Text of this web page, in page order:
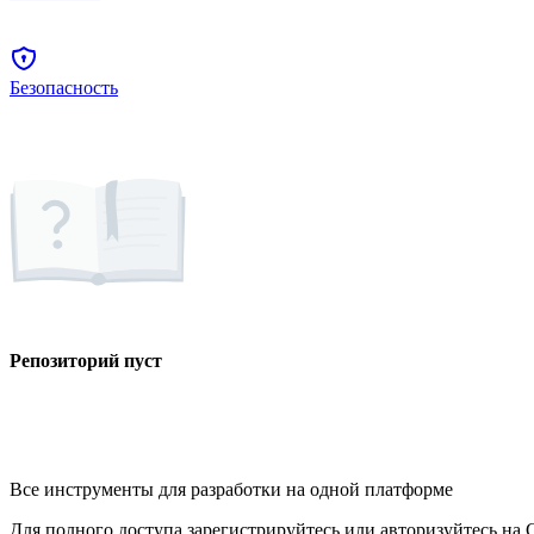
Безопасность
Репозиторий пуст
Все инструменты для разработки на одной платформе
Для полного доступа зарегистрируйтесь или авторизуйтесь на